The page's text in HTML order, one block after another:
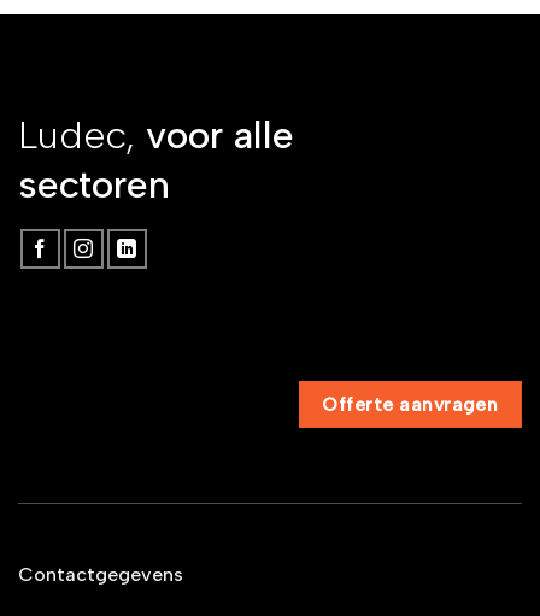
Ludec, voor alle
sectoren
Offerte aanvragen
Contactgegevens